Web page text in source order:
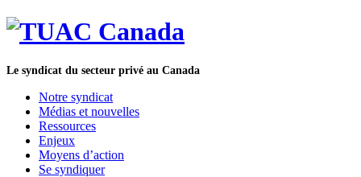
Le syndicat du secteur privé au Canada
Notre syndicat
Médias et nouvelles
Ressources
Enjeux
Moyens d’action
Se syndiquer